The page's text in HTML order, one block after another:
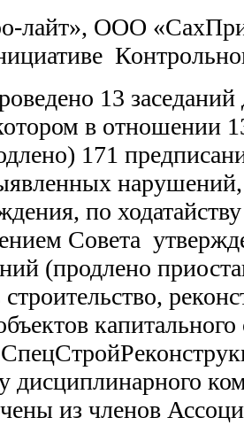
лайт», ООО
13
в отношении
171
по
Совета
(продлено
дисциплинарного
из членов